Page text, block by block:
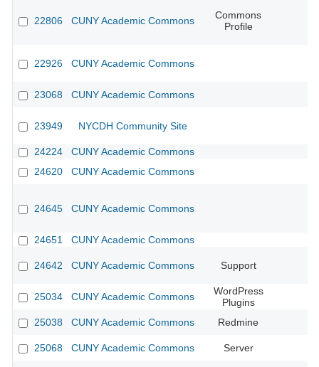
22806 CUNY Academic Commons
Commons
Profile
22926 CUNY Academic Commons
23068 CUNY Academic Commons
23949 NYCDH Community Site
24224
CUNY Academic Commons
24620
CUNY Academic Commons
24645 CUNY Academic Commons
24651 CUNY Academic Commons
24642 CUNY Academic Commons Support
25034 CUNY Academic Commons
WordPress
Plugins
25038
CUNY Academic Commons Redmine
25068 CUNY Academic Commons Server